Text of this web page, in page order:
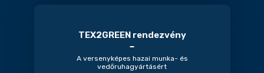
TEX2GREEN rendezvény
A versenyképes hazai munka- és
vedőruhagyártásért